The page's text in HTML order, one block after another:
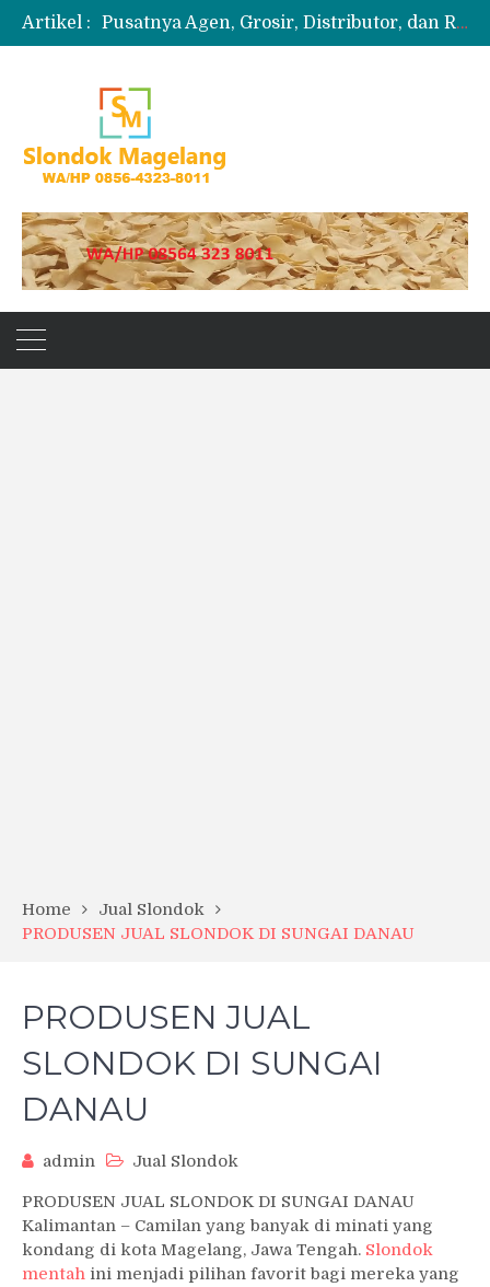
Artikel :
Pusatnya Agen, Grosir, Distributor, dan Reseller Puyur Koin
Produksi Slondok
Jual Puyur Koin Mentah 1 Ball 5 kg
Home
Jual Slondok
PRODUSEN JUAL SLONDOK DI SUNGAI DANAU
PRODUSEN JUAL
SLONDOK DI SUNGAI
DANAU
admin Jual Slondok
PRODUSEN JUAL SLONDOK DI SUNGAI DANAU
Kalimantan – Camilan yang banyak di minati yang
kondang di kota Magelang, Jawa Tengah. Slondok
mentah ini menjadi pilihan favorit bagi mereka yang